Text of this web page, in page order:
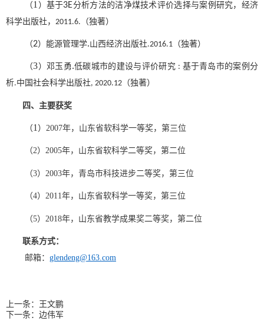
（1 ） 基于3E分析方法的洁净煤技术评价选择与案例研究，经济
科学出版社， 2011.6. （独著）
（2） 能源管理学.山西经济出版社.2016.1 （独著）
（3） 邓玉勇.低碳城市的建设与评价研究 : 基于青岛市的案例分
析.中国社会科学出版社, 2020.12 （独著）
四、主要获奖
（1 ） 2007年， 山东省软科学一等奖 ，第三位
（2） 2005年， 山东省软科学二等奖 ，第二位
（3）2003年， 青岛市科技进步二等奖 ，第三位
（4） 2011年， 山东省软科学一等奖 ，第三位
（5） 2018年， 山东省教学成果奖二等奖 ，第二位
联系方式：
邮箱： glendeng@163.com
上一条：
王文鹏
下一条： 边伟军